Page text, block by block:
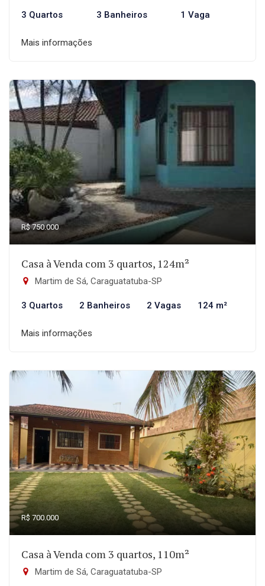
3 Quartos 3 Banheiros 1 Vaga
Mais informações
R$ 750.000
Casa à Venda com 3 quartos, 124m²
Martim de Sá, Caraguatatuba-SP
3 Quartos 2 Banheiros 2 Vagas 124 m²
Mais informações
R$ 700.000
Casa à Venda com 3 quartos, 110m²
Martim de Sá, Caraguatatuba-SP